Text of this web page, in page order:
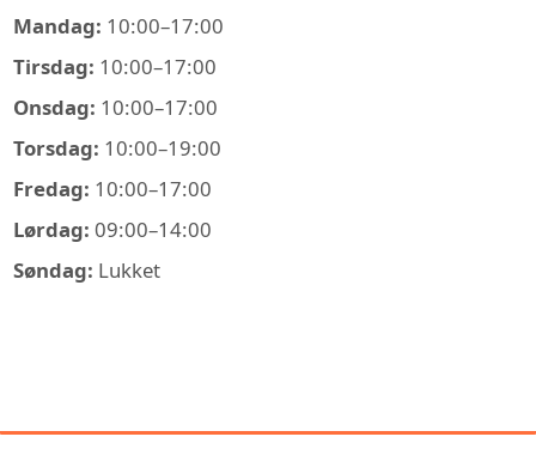
Mandag: 10:00–17:00
Tirsdag: 10:00–17:00
Onsdag: 10:00–17:00
Torsdag: 10:00–19:00
Fredag: 10:00–17:00
Lørdag: 09:00–14:00
Søndag: Lukket